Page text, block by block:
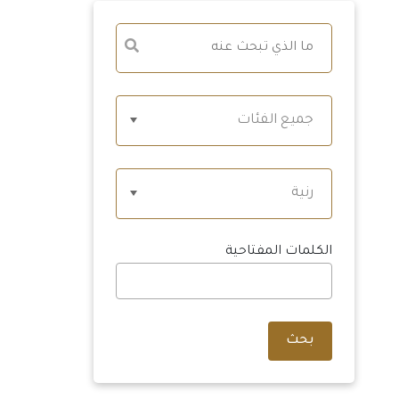
جميع الفئات
رنية
الكلمات المفتاحية
بحث